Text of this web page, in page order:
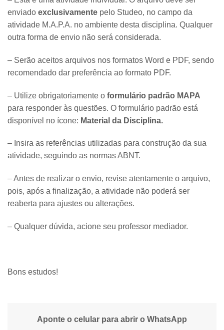
enviado exclusivamente pelo Studeo, no campo da
atividade M.A.P.A. no ambiente desta disciplina. Qualquer
outra forma de envio não será considerada.
– Serão aceitos arquivos nos formatos Word e PDF, sendo
recomendado dar preferência ao formato PDF.
– Utilize obrigatoriamente o formulário padrão MAPA
para responder às questões. O formulário padrão está
disponível no ícone: Material da Disciplina.
– Insira as referências utilizadas para construção da sua
atividade, seguindo as normas ABNT.
– Antes de realizar o envio, revise atentamente o arquivo,
pois, após a finalização, a atividade não poderá ser
reaberta para ajustes ou alterações.
– Qualquer dúvida, acione seu professor mediador.
Bons estudos!
Aponte o celular para abrir o WhatsApp